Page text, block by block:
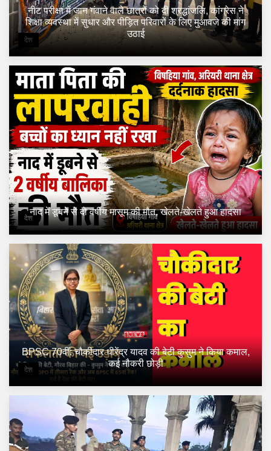
देश
नीट परीक्षा में जान गंवाने वाले छात्रों को दी श्रद्धांजलि, कांग्रेस ने
शिक्षा व्यवस्था में सुधार और पीड़ित परिवारों के लिए मुआवजे की मांग
उठाई
देश
नाद में डूबने से दो वर्षीय मासूम की मौत, खेलते-खेलते हुआ हादसा
देश
BPSC 70वीं: चौकीदार धीरेंद्र यादव की बेटी कुसुम ने किया कमाल,
कई नौकरी छोड़ी